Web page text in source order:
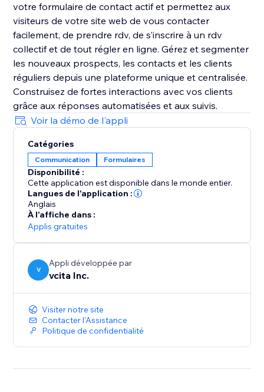
votre formulaire de contact actif et permettez aux
visiteurs de votre site web de vous contacter
facilement, de prendre rdv, de s’inscrire à un rdv
collectif et de tout régler en ligne. Gérez et segmenter
les nouveaux prospects, les contacts et les clients
réguliers depuis une plateforme unique et centralisée.
Construisez de fortes interactions avec vos clients
grâce aux réponses automatisées et aux suivis.
Voir la démo de l'appli
Catégories
Communication Formulaires
Disponibilité :
Cette application est disponible dans le monde entier.
Langues de l'application :
Anglais
À l'affiche dans :
Applis gratuites
V
Appli développée par
vcita Inc.
Visiter notre site
Contacter l'Assistance
Politique de confidentialité